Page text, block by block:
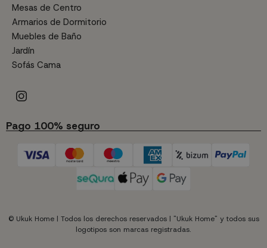
Mesas de Centro
Armarios de Dormitorio
Muebles de Baño
Jardín
Sofás Cama
Pago 100% seguro
© Ukuk Home | Todos los derechos reservados | "Ukuk Home" y todos sus
logotipos son marcas registradas.